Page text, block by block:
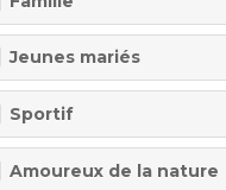
Jeunes mariés
Sportif
Amoureux de la nature